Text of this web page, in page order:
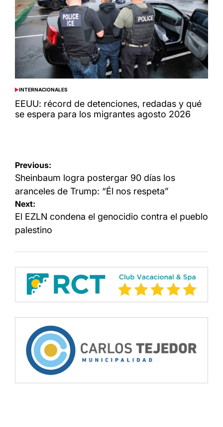
POSTED
IN
INTERNACIONALES
EEUU: récord de detenciones, redadas y qué
se espera para los migrantes agosto 2026
Navegación
de
entradas
Previous:
Sheinbaum logra postergar 90 días los
aranceles de Trump: “Él nos respeta”
Next:
El EZLN condena el genocidio contra el pueblo
palestino